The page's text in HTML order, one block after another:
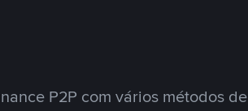
P2P com vários métodos de